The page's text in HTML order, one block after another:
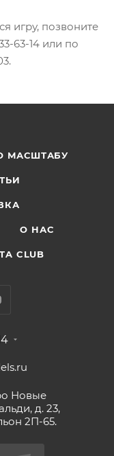
игру, позвоните
63-14 или по
МАСШТАБУ
О НАС
CLUB
Новые
д. 23,
2П-65.